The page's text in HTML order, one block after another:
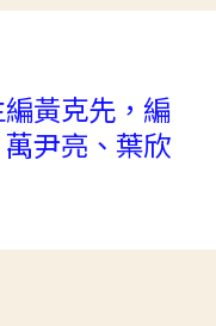
黃克先，編
尹亮、葉欣